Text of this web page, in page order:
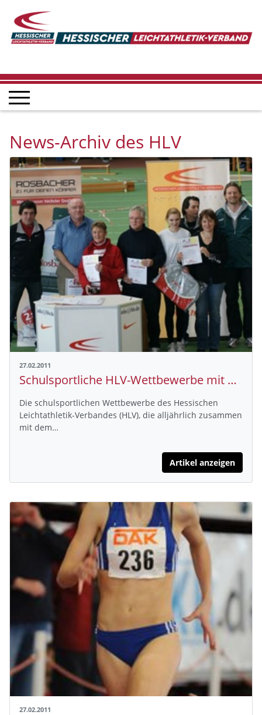
News-Archiv des HLV
27.02.2011
Schulsportliche HLV-Wettbewerbe mit Rückenwind
Die schulsportlichen Wettbewerbe des Hessischen
Leichtathletik-Verbandes (HLV), die alljährlich zusammen
mit dem…
Artikel anzeigen
27.02.2011